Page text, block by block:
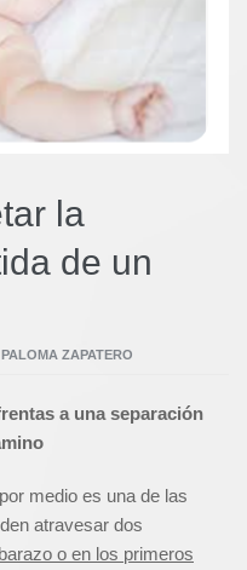
la
de un
PALOMA ZAPATERO
a una separación
medio es una de las
atravesar dos
o en los primeros